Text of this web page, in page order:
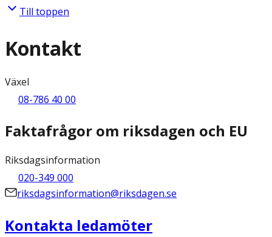
Till toppen
Kontakt
Växel
08-786 40 00
Faktafrågor om riksdagen och EU
Riksdagsinformation
020-349 000
riksdagsinformation@riksdagen.se
Kontakta ledamöter